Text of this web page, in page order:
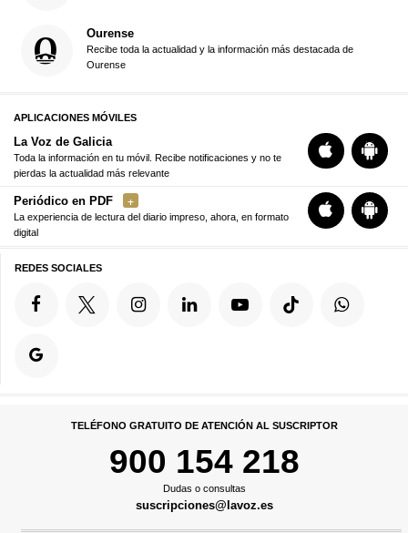
Ourense
Recibe toda la actualidad y la información más destacada de
Ourense
APLICACIONES MÓVILES
La Voz de Galicia
Toda la información en tu móvil. Recibe notificaciones y no te
pierdas la actualidad más relevante
Periódico en PDF
La experiencia de lectura del diario impreso, ahora, en formato
digital
REDES SOCIALES
TELÉFONO GRATUITO DE ATENCIÓN AL SUSCRIPTOR
900 154 218
Dudas o consultas
suscripciones@lavoz.es